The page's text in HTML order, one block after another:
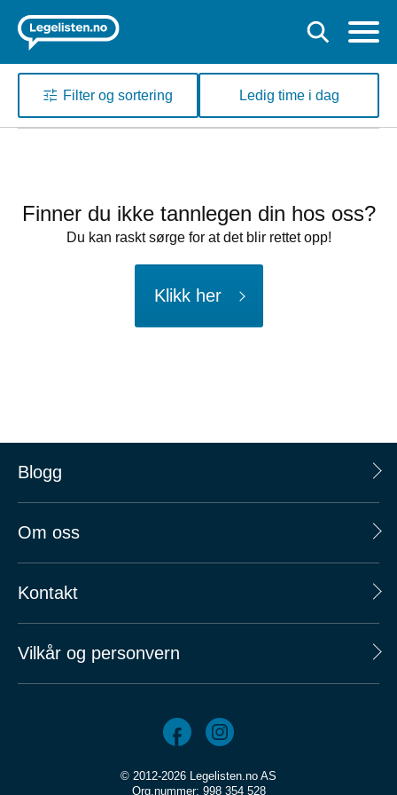
Filter og sortering Ledig time i dag
Finner du ikke tannlegen din hos oss?
Du kan raskt sørge for at det blir rettet opp!
Klikk her
Blogg
Om oss
Kontakt
Vilkår og personvern
© 2012-2026 Legelisten.no AS
Org.nummer: 998 354 528